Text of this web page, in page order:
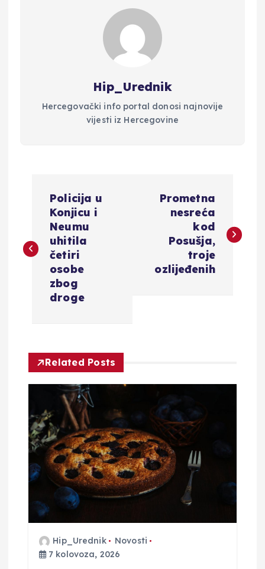
Hip_Urednik
Hercegovački info portal donosi najnovije
vijesti iz Hercegovine
v
c
a
o
b
Policija u
Konjicu i
Neumu
uhitila
četiri
osobe
zbog
droge
Prometna
nesreća
kod
Posušja,
troje
ozlijeđenih
Related Posts
Hip_Urednik
Novosti
7 kolovoza, 2026